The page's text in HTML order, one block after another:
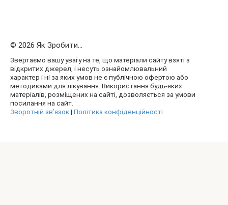
© 2026 Як Зробити...
Звертаємо вашу увагу на те, що матеріали сайту взяті з
відкритих джерел, і несуть ознайомлювальний
характер і ні за яких умов не є публічною офертою або
методиками для лікування. Використання будь-яких
матеріалів, розміщених на сайті, дозволяється за умови
посилання на сайт.
Зворотній зв’язок| Політика конфіденційності